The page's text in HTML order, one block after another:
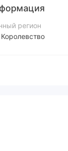
регион